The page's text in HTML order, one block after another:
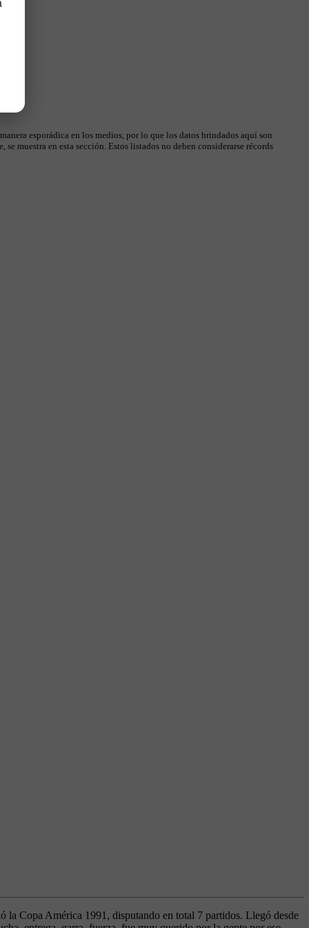
esporádica en los medios, por lo que los datos brindados aquí son
muestra en esta sección. Estos listados no deben considerarse récords
Copa América 1991, disputando en total 7 partidos. Llegó desde